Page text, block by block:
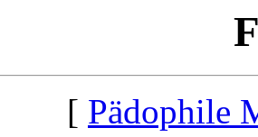
[ Pädophile